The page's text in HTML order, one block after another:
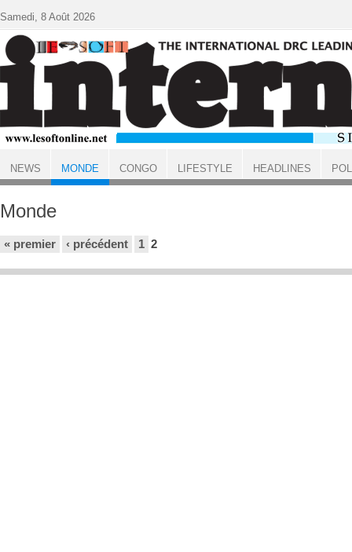
ACCUEIL
Monde
« premier ‹ précédent 1 2
Samedi, 8 Août 2026
NEWS MONDE CONGO LIFESTYLE HEADLINES